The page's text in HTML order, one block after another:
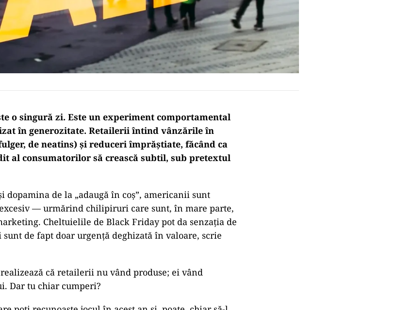
o singură zi. Este un experiment comportamental
în generozitate. Retailerii întind vânzările în
de neatins) și reduceri împrăștiate, făcând ca
al consumatorilor să crească subtil, sub pretextul
de la „adaugă în coș”, americanii sunt
— urmărind chilipiruri care sunt, în mare parte,
Cheltuielile de Black Friday pot da senzația de
de fapt doar urgență deghizată în valoare, scrie